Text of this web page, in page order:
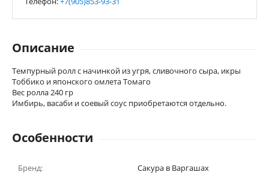
Описание
Темпурный ролл с начинкой из угря, сливочного сыра, икры
Тоббико и японского омлета Томаго
Вес ролла 240 гр
Имбирь, васаби и соевый соус приобретаются отдельно.
Особенности
Бренд: Сакура в Варгашах